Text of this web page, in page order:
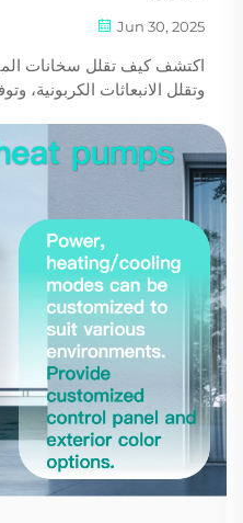
Jun 30, 2025
اكتشف كيف تقلل سخانات